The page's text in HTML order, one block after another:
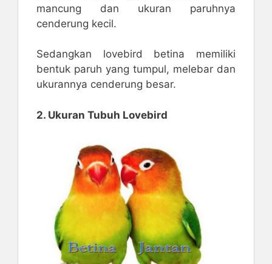
mancung dan ukuran paruhnya
cenderung kecil.
Sedangkan lovebird betina memiliki
bentuk paruh yang tumpul, melebar dan
ukurannya cenderung besar.
2. Ukuran Tubuh Lovebird